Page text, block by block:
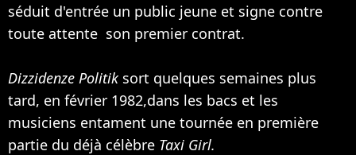
séduit d'entrée un public jeune et signe contre
toute attente son premier contrat.
Dizzidenze Politik sort quelques semaines plus
tard, en février 1982,dans les bacs et les
musiciens entament une tournée en première
partie du déjà célèbre Taxi Girl.